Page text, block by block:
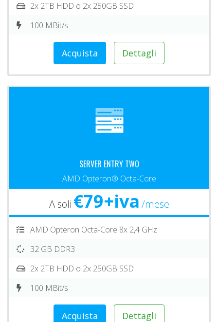
2x 2TB HDD o 2x 250GB SSD
100 MBit/s
Acquista Dettagli
SERVER ENTRY TWO
AMD Opteron® Octa-Core
A soli €79+iva /mese
AMD Opteron Octa-Core 8x 2,4 GHz
32 GB DDR3
2x 2TB HDD o 2x 250GB SSD
100 MBit/s
Acquista Dettagli